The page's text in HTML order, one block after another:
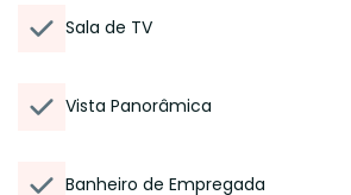
Sala de TV
Vista Panorâmica
Banheiro de Empregada